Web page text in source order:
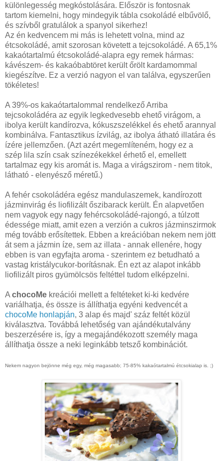
különlegesség megkóstolására. Először is fontosnak
tartom kiemelni, hogy mindegyik tábla csokoládé elbűvölő,
és szívből gratulálok a spanyol sikerhez!
Az én kedvencem mi más is lehetett volna, mind az
étcsokoládé, amit szorosan követett a tejcsokoládé. A 65,1%
kakaótartalmú étcsokoládé-alapra egy remek hármas:
kávészem- és kakaóbabtöret került őrölt kardamommal
kiegészítve. Ez a verzió nagyon el van találva, egyszerűen
tökéletes!
A 39%-os kakaótartalommal rendelkező Arriba
tejcsokoládéra az egyik legkedvesebb ehető virágom, a
ibolya került kandírozva, kókuszszelékkel és ehető arannyal
kombinálva. Fantasztikus ízvilág, az ibolya átható illatára és
ízére jellemzően. (Azt azért megemlíteném, hogy ez a
szép lila szín csak színezékekkel érhető el, emellett
tartalmaz egy kis aromát is. Maga a virágszirom - nem titok,
látható - elenyésző méretű.)
A fehér csokoládéra egész mandulaszemek, kandírozott
jázminvirág és liofilizált őszibarack került. Én alapvetően
nem vagyok egy nagy fehércsokoládé-rajongó, a túlzott
édessége miatt, amit ezen a verzión a cukros jázminszirmok
még tovább erősítettek. Ebben a kreációban nekem nem jött
át sem a jázmin íze, sem az illata - annak ellenére, hogy
ebben is van egyfajta aroma - szerintem ez betudható a
vastag kristálycukor-borításnak. Én ezt az alapot inkább
liofilizált piros gyümölcsös feltéttel tudom elképzelni.
A chocoMe kreációi mellett a feltéteket ki-ki kedvére
variálhatja, és össze is állíthatja egyéni kedvencét a
chocoMe honlapján, 3 alap és majd' száz feltét közül
kiválasztva. Továbbá lehetőség van ajándékutalvány
beszerzésére is, így a megajándékozott személy maga
állíthatja össze a neki leginkább tetsző kombinációt.
Nekem nagyon bejönne még egy, még magasabb; 75-85% kakaótartalmú étcsokialap is. ;)